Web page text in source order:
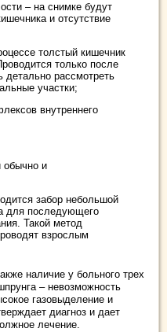
– на снимке будут
и отсутствие
толстый кишечник
только после
детально рассмотреть
участки;
внутреннего
обычно и
забор небольшой
для последующего
Такой метод
взрослым
наличие у больного трех
– невозможность
газовыделение и
диагноз и дает
лечение.